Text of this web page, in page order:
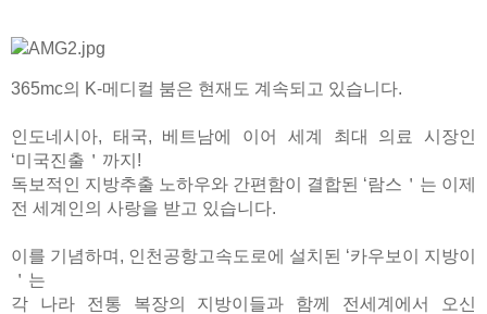
365mc의 K-메디컬 붐은 현재도 계속되고 있습니다.
인도네시아, 태국, 베트남에 이어 세계 최대 의료 시장인
‘미국진출＇까지!
독보적인 지방추출 노하우와 간편함이 결합된 ‘람스＇는 이제
전 세계인의 사랑을 받고 있습니다.
이를 기념하며, 인천공항고속도로에 설치된 ‘카우보이 지방이
＇는
각 나라 전통 복장의 지방이들과 함께 전세계에서 오신